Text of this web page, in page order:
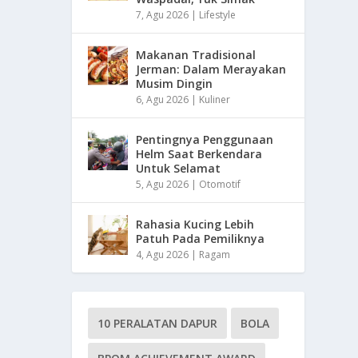
7, Agu 2026 | Lifestyle
Makanan Tradisional
Jerman: Dalam Merayakan
Musim Dingin
6, Agu 2026 | Kuliner
Pentingnya Penggunaan
Helm Saat Berkendara
Untuk Selamat
5, Agu 2026 | Otomotif
Rahasia Kucing Lebih
Patuh Pada Pemiliknya
4, Agu 2026 | Ragam
10 PERALATAN DAPUR BOLA